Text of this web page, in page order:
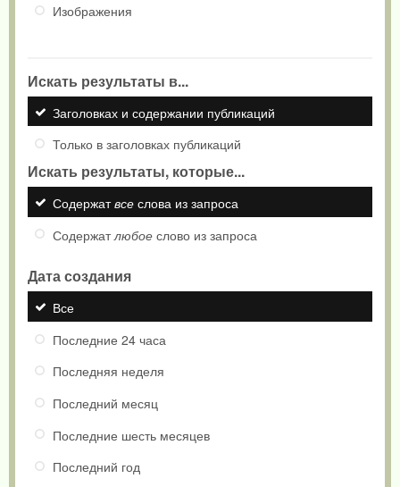
Изображения
Искать результаты в...
Заголовках и содержании публикаций
Только в заголовках публикаций
Искать результаты, которые...
Содержатвсе слова из запроса
Содержатлюбое слово из запроса
Дата создания
Все
Последние 24 часа
Последняя неделя
Последний месяц
Последние шесть месяцев
Последний год